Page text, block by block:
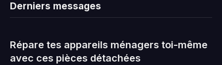
Derniers messages
Répare tes appareils ménagers toi-même
avec ces pièces détachées